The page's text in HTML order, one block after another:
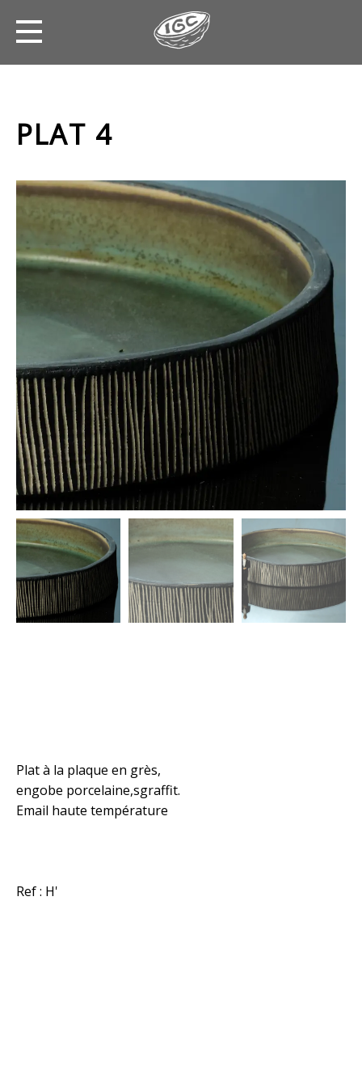
PLAT 4
Plat à la plaque en grès,
engobe porcelaine,sgraffit.
Email haute température
Ref : H'